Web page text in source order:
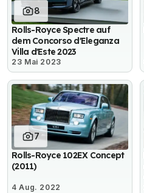
8
Rolls-Royce Spectre auf
dem Concorso d'Eleganza
Villa d'Este 2023
23 Mai 2023
7
Rolls-Royce 102EX Concept
(2011)
4 Aug. 2022